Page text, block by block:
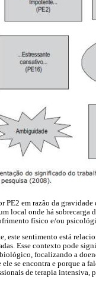
PE2 em razão da
local onde há
físico e/ou
este sentimento está
Esse contexto pode
focalizando a
se encontra e porque a
de terapia